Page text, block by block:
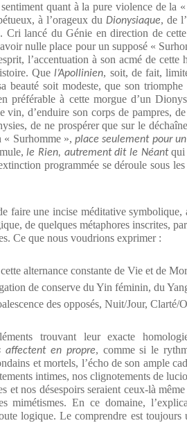
quant à la pure violence de la
à l’orageux duDionysiaque, de
Cri lancé du Génie en direction de
nulle place pour un supposé «
l’accentuation à son acmé de cette
Que l’Apollinien, soit, de fait,
beauté soit modeste, que son
préférable à cette morgue d’un
vin, d’enduire son corps de pampres,
de ne prospérer que sur le
« Surhomme »,place seulement pour
le Rien, autrement dit le Néantqui
programmée se déroule sous
faire une incise méditative symbolique,
de quelques métaphores inscrites,
Ce que nous voudrions exprimer :
cette alternance constante de Vie et de
de conserve du Yin féminin, du
des opposés, Nuit/Jour, Clarté/
trouvant leur exacte
affectent en propre, comme si le
et mortels, l’écho de son ample
intimes, nos clignotements de
et nos désespoirs seraient ceux-là
mimétismes. En ce domaine,
logique. Le comprendre est toujours